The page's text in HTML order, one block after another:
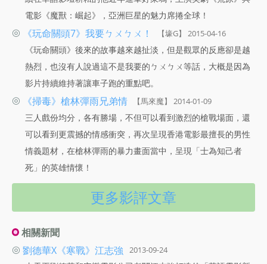
電影《魔獸：崛起》，亞洲巨星的魅力席捲全球！
◎ 《玩命關頭7》我要ㄅㄨㄅㄨ！ 【壕G】 2015-04-16
《玩命關頭》後來的故事越來越扯淡，但是觀眾的反應卻是越
熱烈，也沒有人說過這不是我要的ㄅㄨㄅㄨ等話，大概是因為
影片持續維持著讓車子跑的重點吧。
◎ 《掃毒》槍林彈雨兄弟情 【馬來魔】 2014-01-09
三人戲份均分，各有勝場，不但可以看到激烈的槍戰場面，還
可以看到更震撼的情感衝突，再次呈現香港電影最擅長的男性
情義題材，在槍林彈雨的暴力畫面當中，呈現「士為知己者
死」的英雄情懷！
更多影評文章
相關新聞
◎ 劉德華X《寒戰》江志強 2013-09-24